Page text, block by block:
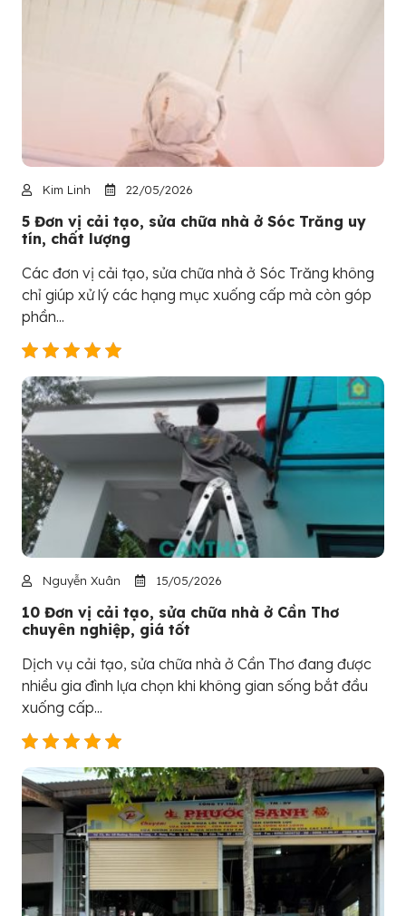
Kim Linh 22/05/2026
5 Đơn vị cải tạo, sửa chữa nhà ở Sóc Trăng uy
tín, chất lượng
Các đơn vị cải tạo, sửa chữa nhà ở Sóc Trăng không
chỉ giúp xử lý các hạng mục xuống cấp mà còn góp
phần...
Nguyễn Xuân 15/05/2026
10 Đơn vị cải tạo, sửa chữa nhà ở Cần Thơ
chuyên nghiệp, giá tốt
Dịch vụ cải tạo, sửa chữa nhà ở Cần Thơ đang được
nhiều gia đình lựa chọn khi không gian sống bắt đầu
xuống cấp...